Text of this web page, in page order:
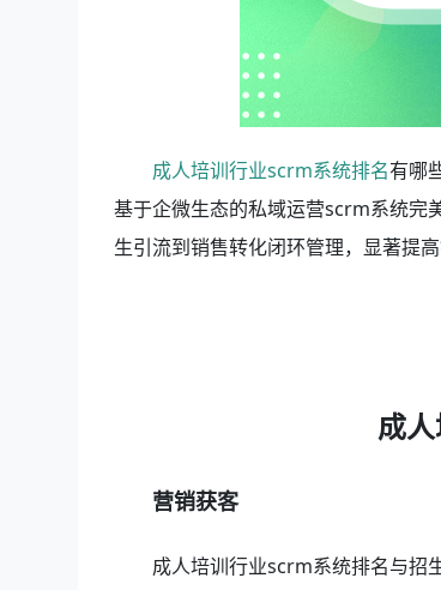
成人培训行业scrm系统排名有哪
基于企微生态的私域运营scrm系统完
生引流到销售转化闭环管理，显著提高
成
营销获客
成人培训行业scrm系统排名与招